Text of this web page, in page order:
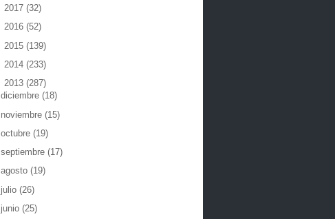
2017 (32)
2016 (52)
2015 (139)
2014 (233)
2013 (287)
diciembre (18)
noviembre (15)
octubre (19)
septiembre (17)
agosto (19)
julio (26)
junio (25)